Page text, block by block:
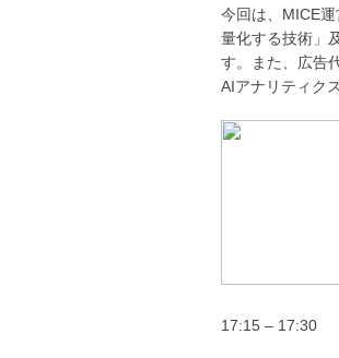
今回は、MICE
量化する技術」
す。また、広告
AIアナリティク
17:15 – 17:30